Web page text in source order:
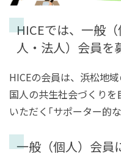
HICEでは、一般
人・法人）会員を
HICEの会員は、浜松地
国人の共生社会づくりを
いただく｢サポーター的
一般（個人）会員